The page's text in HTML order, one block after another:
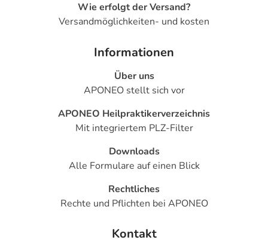
Wie erfolgt der Versand?
Versandmöglichkeiten- und kosten
Informationen
Über uns
APONEO stellt sich vor
APONEO Heilpraktikerverzeichnis
Mit integriertem PLZ-Filter
Downloads
Alle Formulare auf einen Blick
Rechtliches
Rechte und Pflichten bei APONEO
Kontakt